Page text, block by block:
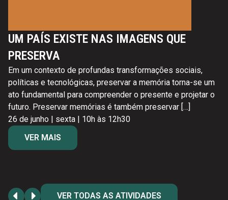
UM PAÍS EXISTE NAS IMAGENS QUE
PRESERVA
Em um contexto de profundas transformações sociais,
políticas e tecnológicas, preservar a memória torna-se um
ato fundamental para compreender o presente e projetar o
futuro. Preservar memórias é também preservar […]
26 de junho | sexta | 10h às 12h30
VER MAIS
VER TODAS AS ATIVIDADES